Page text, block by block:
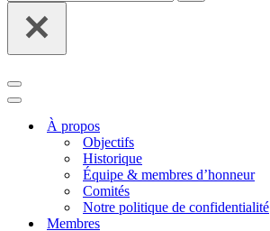
Menu
de
navigation
Menu
navigationÀ propos
Objectifs
Historique
Équipe & membres d’honneur
Comités
Notre politique de confidentialité
Membres